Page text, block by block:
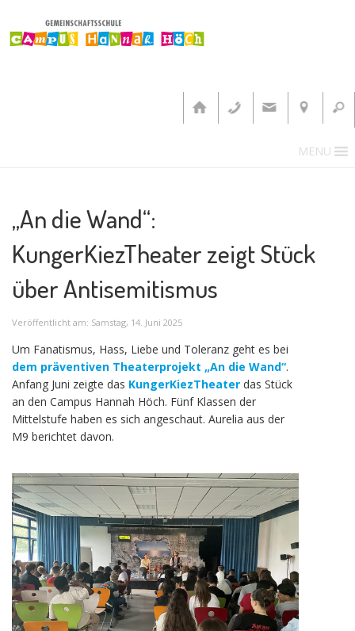
MENU
„An die Wand“:
KungerKiezTheater zeigt Stück
über Antisemitismus
Veröffentlicht am: Samstag, 14. Juni 2025
Um Fanatismus, Hass, Liebe und Toleranz geht es bei
dem präventiven Theaterprojekt „An die Wand“.
Anfang Juni zeigte das KungerKiezTheater das Stück
an den Campus Hannah Höch. Fünf Klassen der
Mittelstufe haben es sich angeschaut. Aurelia aus der
M9 berichtet davon.